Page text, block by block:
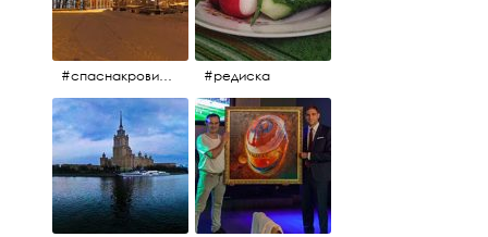
#спаснакрови#зима#спб #редиска